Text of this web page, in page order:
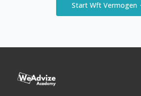
Start Wft Vermogen